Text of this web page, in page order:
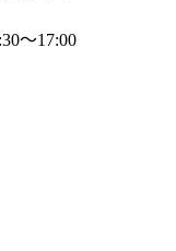
～17:00